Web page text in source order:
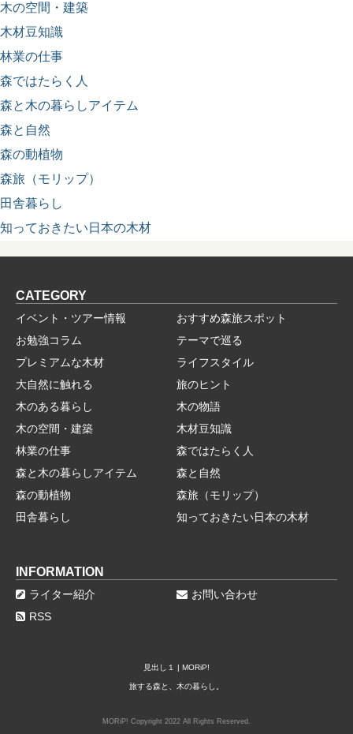
木の空間・建築
木材豆知識
林業の仕事
森ではたらく人
森と木の暮らしアイテム
森と自然
森の動植物
森旅（モリップ）
田舎暮らし
知っておきたい日本の木材
CATEGORY
イベント・ツアー情報
おすすめ森旅スポット
お勉強コラム
テーマで巡る
プレミアムな木材
ライフスタイル
大自然に触れる
旅のヒント
木のある暮らし
木の物語
木の空間・建築
木材豆知識
林業の仕事
森ではたらく人
森と木の暮らしアイテム
森と自然
森の動植物
森旅（モリップ）
田舎暮らし
知っておきたい日本の木材
INFORMATION
ライター紹介
お問い合わせ
RSS
見出し１ | MORiP!
旅する森と、木の暮らし。
MORiP! Copyright 2022 All Rights Reserved.